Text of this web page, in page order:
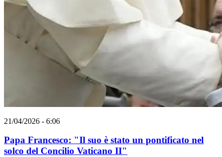
21/04/2026 - 6:06
Papa Francesco: "Il suo è stato un pontificato nel
solco del Concilio Vaticano II"